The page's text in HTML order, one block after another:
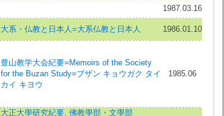
1987.03.16
大系・仏教と日本人=大系仏教と日本人 1986.01.10
豊山教学大会紀要=Memoirs of the Society
for the Buzan Study=ブザン キョウガク タイ
カイ キヨウ
1985.06
大正大學研究紀要. 佛教學部・文學部